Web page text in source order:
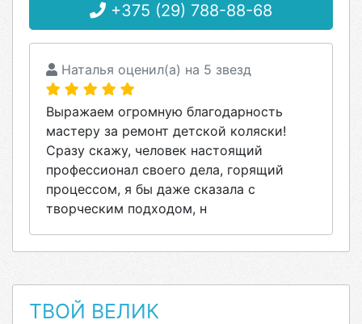
+375 (29) 788-88-68
Наталья оценил(а) на 5 звезд
Выражаем огромную благодарность
мастеру за ремонт детской коляски!
Сразу скажу, человек настоящий
профессионал своего дела, горящий
процессом, я бы даже сказала с
творческим подходом, н
ТВОЙ ВЕЛИК